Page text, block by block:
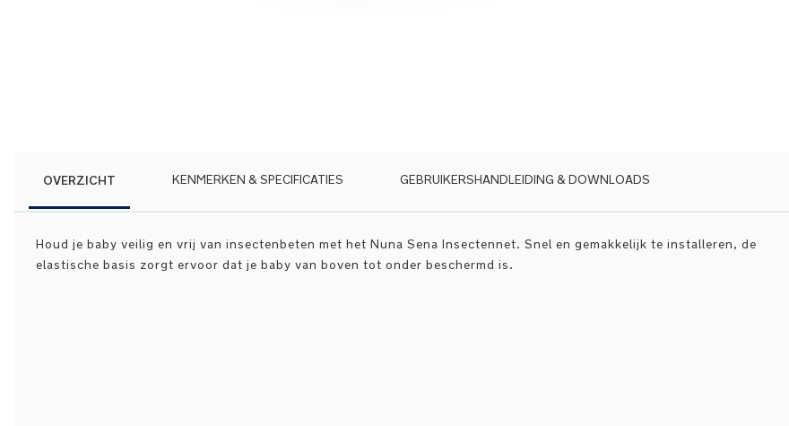
afbeeldingen-
OVERZICHT
Houd je baby veilig en vrij van insectenbeten met het Nuna Sena Insectennet. Snel en gemakkelijk te installeren, de
elastische basis zorgt ervoor dat je baby van boven tot onder beschermd is.
KENMERKEN & SPECIFICATIES GEBRUIKERSHANDLEIDING & DOWNLOADS